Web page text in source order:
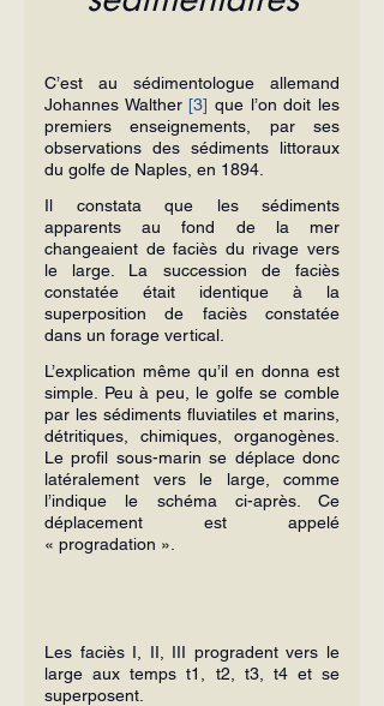
C’est au sédimentologue allemand
Johannes Walther [3] que l’on doit les
premiers enseignements, par ses
observations des sédiments littoraux
du golfe de Naples, en 1894.
Il constata que les sédiments
apparents au fond de la mer
changeaient de faciès du rivage vers
le large. La succession de faciès
constatée était identique à la
superposition de faciès constatée
dans un forage vertical.
L’explication même qu’il en donna est
simple. Peu à peu, le golfe se comble
par les sédiments fluviatiles et marins,
détritiques, chimiques, organogènes.
Le profil sous-marin se déplace donc
latéralement vers le large, comme
l’indique le schéma ci-après. Ce
déplacement est appelé
« progradation ».
Les faciès I, II, III progradent vers le
large aux temps t1, t2, t3, t4 et se
superposent.